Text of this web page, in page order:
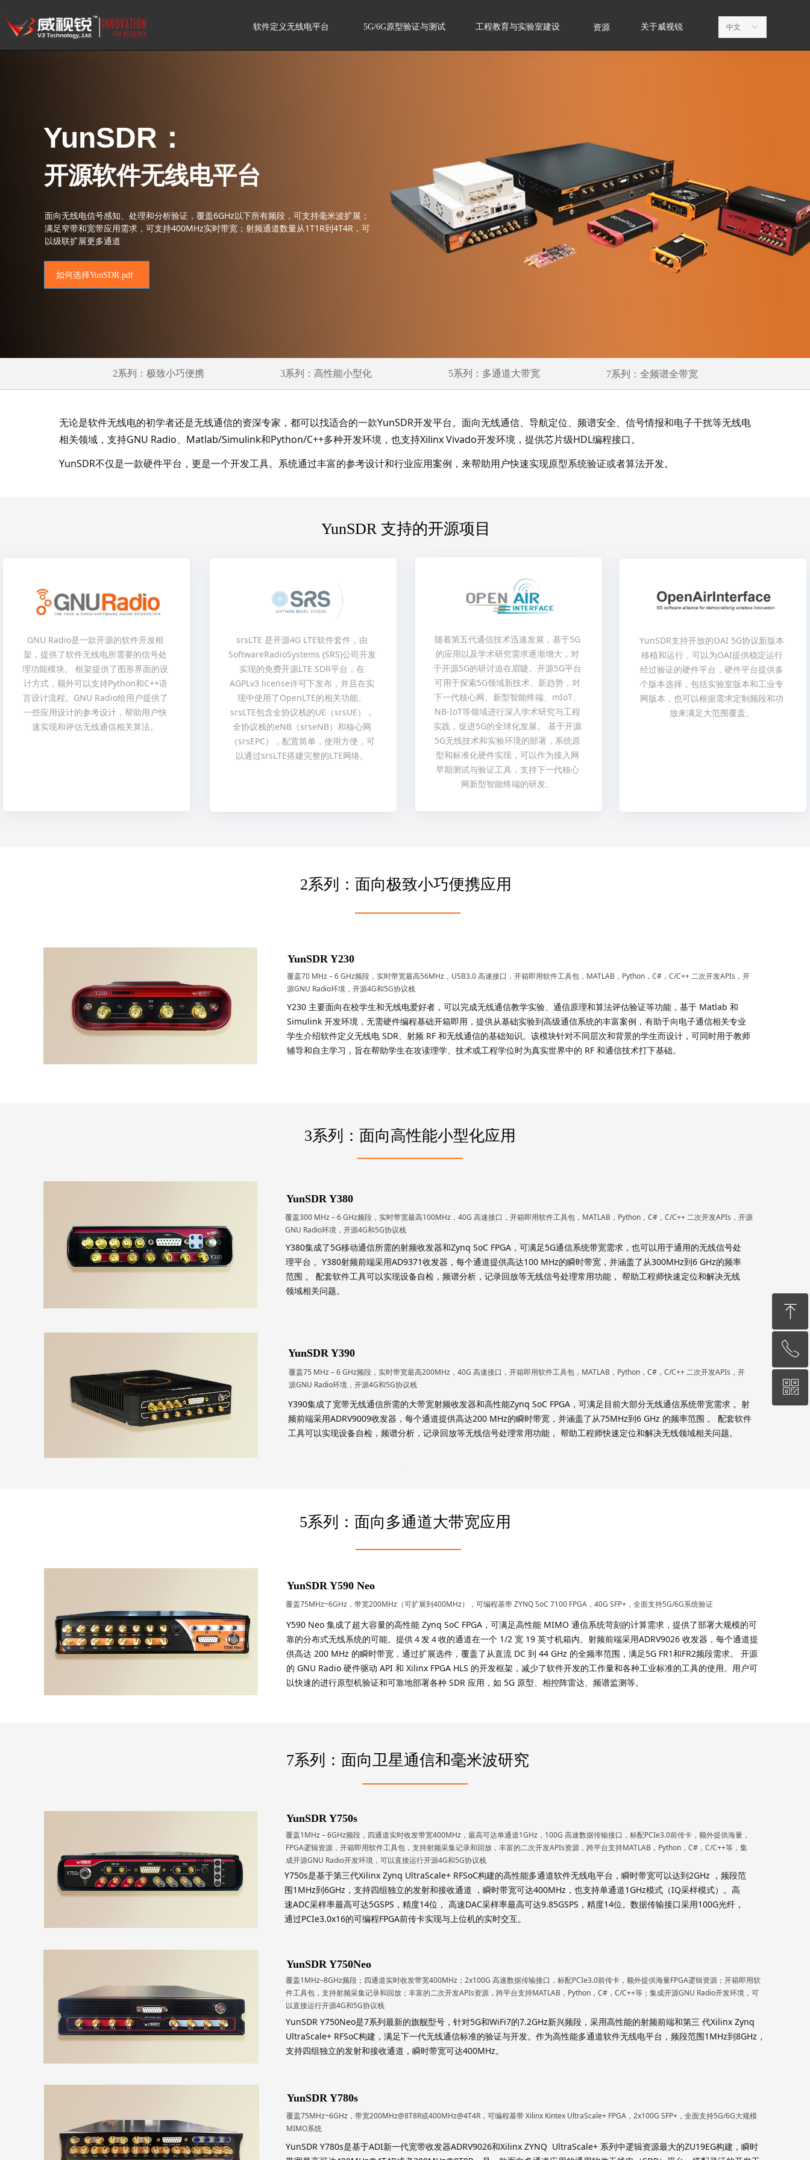
软件定义无线电平台 5G/6G原型验证与测试 工程教育与实验室建设 关于威视锐
资源 ꀅ
中文
面向无线电信号感知、处理和分析验证，覆盖6GHz以下所有频段，可支持毫米波扩展；
满足窄带和宽带应用需求，可支持400MHz实时带宽；射频通道数量从1T1R到4T4R，可
以级联扩展更多通道
YunSDR：
开源软件无线电平台
如何选择YunSDR.pdf
无论是软件无线电的初学者还是无线通信的资深专家，都可以找适合的一款YunSDR开发平台。面向无线通信、导航定位、频谱安全、信号情报和电子干扰等无线电
相关领域，支持GNU Radio、Matlab/Simulink和Python/C++多种开发环境，也支持Xilinx Vivado开发环境，提供芯片级HDL编程接口。
YunSDR不仅是一款硬件平台，更是一个开发工具。系统通过丰富的参考设计和行业应用案例，来帮助用户快速实现原型系统验证或者算法开发。
YunSDR 支持的开源项目
GNU Radio是一款开源的软件开发框
架，提供了软件无线电所需要的信号处
理功能模块。 框架提供了图形界面的设
计方式，额外可以支持Python和C++语
言设计流程。GNU Radio给用户提供了
一些应用设计的参考设计，帮助用户快
速实现和评估无线通信相关算法。
srsLTE 是开源4G LTE软件套件，由
SoftwareRadioSystems (SRS)公司开发
实现的免费开源LTE SDR平台，在
AGPLv3 license许可下发布，并且在实
现中使用了OpenLTE的相关功能。
srsLTE包含全协议栈的UE（srsUE），
全协议栈的eNB（srseNB）和核心网
（srsEPC），配置简单，使用方便，可
以通过srsLTE搭建完整的LTE网络。
随着第五代通信技术迅速发展，基于5G
的应用以及学术研究需求逐渐增大，对
于开源5G的研讨迫在眉睫。开源5G平台
可用于探索5G领域新技术、新趋势，对
下一代核心网、新型智能终端、mIoT、
NB-IoT等领域进行深入学术研究与工程
实践，促进5G的全球化发展。 基于开源
5G无线技术和实验环境的部署，系统原
型和标准化硬件实现，可以作为接入网
早期测试与验证工具，支持下一代核心
网新型智能终端的研发。
YunSDR支持开放的OAI 5G协议新版本
移植和运行，可以为OAI提供稳定运行
经过验证的硬件平台，硬件平台提供多
个版本选择，包括实验室版本和工业专
网版本，也可以根据需求定制频段和功
放来满足大范围覆盖。
2系列： 面向极致小巧便携应用
Y230 主要面向在校学生和无线电爱好者，可以完成无线通信教学实验、通信原理和算法评估验证等功能，基于 Matlab 和
Simulink 开发环境，无需硬件编程基础开箱即用，提供从基础实验到高级通信系统的丰富案例，有助于向电子通信相关专业
学生介绍软件定义无线电 SDR、射频 RF 和无线通信的基础知识。该模块针对不同层次和背景的学生而设计，可同时用于教师
辅导和自主学习，旨在帮助学生在攻读理学、技术或工程学位时为真实世界中的 RF 和通信技术打下基础。
覆盖70 MHz – 6 GHz频段，实时带宽最高56MHz，USB3.0 高速接口，开箱即用软件工具包，MATLAB，Python，C#，C/C++ 二次开发APIs，开
源GNU Radio环境，开源4G和5G协议栈
3系列：面向高性能小型化应用
YunSDR Y390
覆盖75 MHz – 6 GHz频段，实时带宽最高200MHz，40G 高速接口，开箱即用软件工具包，MATLAB，Python，C#，C/C++ 二次开发APIs，开
源GNU Radio环境，开源4G和5G协议栈
Y390集成了宽带无线通信所需的大带宽射频收发器和高性能Zynq SoC FPGA，可满足目前大部分无线通信系统带宽需求 。射
频前端采用ADRV9009收发器，每个通道提供高达200 MHz的瞬时带宽，并涵盖了从75MHz到6 GHz 的频率范围 。 配套软件
工具可以实现设备自检，频谱分析，记录回放等无线信号处理常用功能， 帮助工程师快速定位和解决无线领域相关问题。
YunSDR Y380
覆盖300 MHz – 6 GHz频段，实时带宽最高100MHz，40G 高速接口，开箱即用软件工具包，MATLAB，Python，C#，C/C++ 二次开发APIs，开源
GNU Radio环境，开源4G和5G协议栈
Y380集成了5G移动通信所需的射频收发器和Zynq SoC FPGA，可满足5G通信系统带宽需求，也可以用于通用的无线信号处
理平台 。Y380射频前端采用AD9371收发器，每个通道提供高达100 MHz的瞬时带宽，并涵盖了从300MHz到6 GHz的频率
范围 。 配套软件工具可以实现设备自检，频谱分析，记录回放等无线信号处理常用功能， 帮助工程师快速定位和解决无线
领域相关问题。
YunSDR Y230
5系列：面向多通道大带宽应用
7系列：面向卫星通信和毫米波研究
YunSDR Y780s
YunSDR Y780s是基于ADI新一代宽带收发器ADRV9026和Xilinx ZYNQ UltraScale+ 系列中逻辑资源最大的ZU19EG构建，瞬时
覆盖75MHz~6GHz，带宽200MHz@8T8R或400MHz@4T4R，可编程基带 Xilinx Kintex UltraScale+ FPGA，2x100G SFP+，全面支持5G/6G大规模
MIMO系统
YunSDR Y750s
覆盖1MHz – 6GHz频段，四通道实时收发带宽400MHz，最高可达单通道1GHz，100G 高速数据传输接口，标配PCIe3.0前传卡，额外提供海量，
FPGA逻辑资源，开箱即用软件工具包，支持射频采集记录和回放，丰富的二次开发APIs资源，跨平台支持MATLAB，Python，C#，C/C++等，集
成开源GNU Radio开发环境，可以直接运行开源4G和5G协议栈
Y750s是基于第三代Xilinx Zynq UltraScale+ RFSoC构建的高性能多通道软件无线电平台，瞬时带宽可以达到2GHz ，频段范
围1MHz到6GHz，支持四组独立的发射和接收通道 ，瞬时带宽可达400MHz，也支持单通道1GHz模式（IQ采样模式）。高
速ADC采样率最高可达5GSPS，精度14位， 高速DAC采样率最高可达9.85GSPS，精度14位。数据传输接口采用100G光纤，
通过PCIe3.0x16的可编程FPGA前传卡实现与上位机的实时交互。
YunSDR Y750Neo
YunSDR Y750Neo是7系列最新的旗舰型号，针对5G和WiFi7的7.2GHz新兴频段，采用高性能的射频前端和第三 代Xilinx Zynq
UltraScale+ RFSoC构建，满足下一代无线通信标准的验证与开发。作为高性能多通道软件无线电平台，频段范围1MHz到8GHz，
支持四组独立的发射和接收通道，瞬时带宽可达400MHz。
覆盖1MHz–8GHz频段；四通道实时收发带宽400MHz；2x100G 高速数据传输接口，标配PCIe3.0前传卡，额外提供海量FPGA逻辑资源；开箱即用软
件工具包，支持射频采集记录和回放；丰富的二次开发APIs资源，跨平台支持MATLAB，Python，C#，C/C++等；集成开源GNU Radio开发环境，可
以直接运行开源4G和5G协议栈
2系列：极致小巧便携 3系列：高性能小型化 5系列：多通道大带宽 7系列：全频谱全带宽
YunSDR Y590 Neo
覆盖75MHz~6GHz，带宽200MHz（可扩展到400MHz），可编程基带 ZYNQ SoC 7100 FPGA，40G SFP+，全面支持5G/6G系统验证
Y590 Neo 集成了超大容量的高性能 Zynq SoC FPGA，可满足高性能 MIMO 通信系统苛刻的计算需求，提供了部署大规模的可
靠的分布式无线系统的可能。提供４发４收的通道在一个 1/2 宽 19 英寸机箱内。射频前端采用ADRV9026 收发器，每个通道提
供高达 200 MHz 的瞬时带宽，通过扩展选件，覆盖了从直流 DC 到 44 GHz 的全频率范围，满足5G FR1和FR2频段需求。 开源
的 GNU Radio 硬件驱动 API 和 Xilinx FPGA HLS 的开发框架，减少了软件开发的工作量和各种工业标准的工具的使用。用户可
以快速的进行原型机验证和可靠地部署各种 SDR 应用，如 5G 原型、相控阵雷达、频谱监测等。
ꁸ
回到顶部
ꂅ
010-62670519
ꀥ